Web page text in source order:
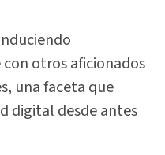
otros aficionados
una faceta que
digital desde antes